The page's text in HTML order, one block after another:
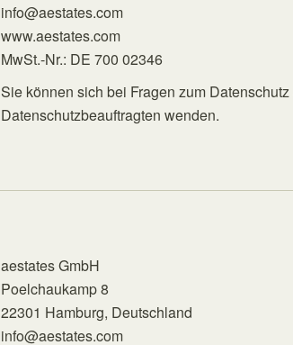
info@aestates.com
www.aestates.com
MwSt.-Nr.: DE 700 02346
Sie können sich bei Fragen zum
Datenschutzbeauftragten wenden.
aestates GmbH
Poelchaukamp 8
22301 Hamburg, Deutschland
info@aestates.com